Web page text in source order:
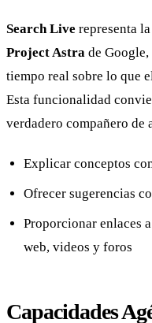
Search Live representa
Project Astra de
tiempo real sobre lo que
Esta funcionalidad
verdadero compañero de
Explicar conceptos
Ofrecer sugerencias
Proporcionar enlaces
web, videos y foros
Capacidades